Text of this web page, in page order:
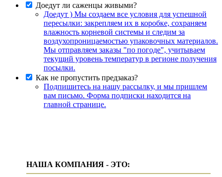
Доедут ли саженцы живыми?
Доедут ) Мы создаем все условия для успешной
пересылки: закрепляем их в коробке, сохраняем
влажность корневой системы и следим за
воздухопроницаемостью упаковочных материалов.
Мы отправляем заказы "по погоде", учитываем
текущий уровень температур в регионе получения
посылки.
Как не пропустить предзаказ?
Подпишитесь на нашу рассылку, и мы пришлем
вам письмо. Форма подписки находится на
главной странице.
НАША КОМПАНИЯ - ЭТО: